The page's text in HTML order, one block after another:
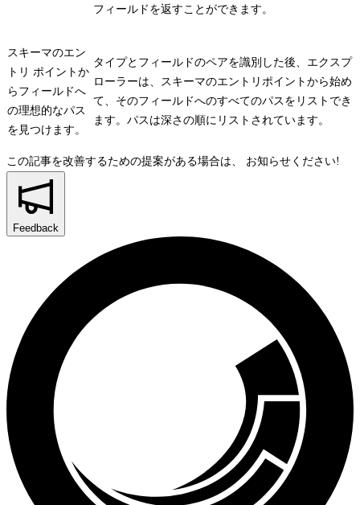
フィールドを返すことができます。
スキーマのエン
トリ ポイントか
らフィールドへ
の理想的なパス
を見つけます。
タイプとフィールドのペアを識別した後、エクスプ
ローラーは、スキーマのエントリポイントから始め
て、そのフィールドへのすべてのパスをリストでき
ます。パスは深さの順にリストされています。
この記事を改善するための提案がある場合は、 お知らせください!
Feedback